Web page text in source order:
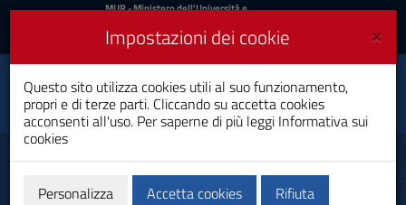
Vai
al
MIUR
Accedi
MUR- Ministero dell'Università e
Accedi UniCA News
Toggle
navigation
Università degli
Studi di Cagliari
Attività e procedimenti
×
Impostazioni dei cookie
Questo sito utilizza cookies utili al suo funzionamento,
propri e di terze parti. Cliccando su accetta cookies
acconsenti all'uso. Per saperne di più leggi Informativa sui
cookies
Personalizza Accetta cookies Rifiuta